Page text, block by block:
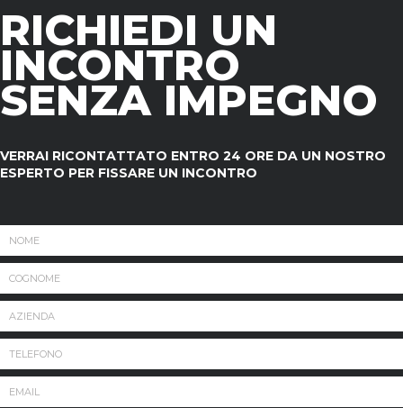
RICHIEDI UN
INCONTRO
SENZA IMPEGNO
VERRAI RICONTATTATO ENTRO 24 ORE DA UN NOSTRO
ESPERTO PER FISSARE UN INCONTRO